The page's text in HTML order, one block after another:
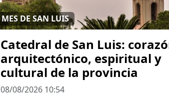
MES DE SAN LUIS
Catedral de San Luis:
arquitectónico, espiritual y
cultural de la provincia
08/08/2026 10:54